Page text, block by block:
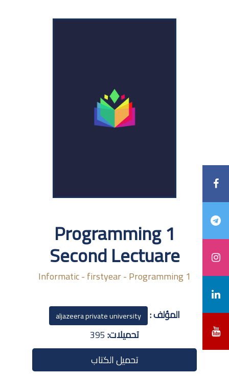
Programming 1
Second Lectuare
Informatic - firstyear - Programming 1
المؤلف : aljazeera private university
تحميلات:
تحميل الكتاب